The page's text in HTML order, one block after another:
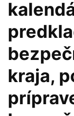
kraja,